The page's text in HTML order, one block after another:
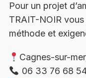
Pour un projet
TRAIT-NOIR
méthode et
Cagnes-sur-
06 33 76 68